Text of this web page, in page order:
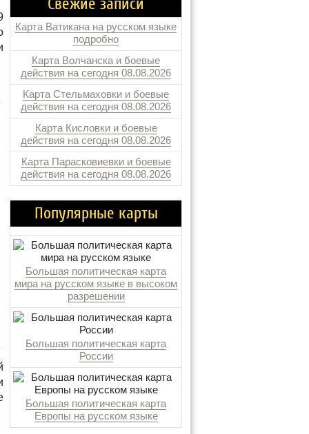
Свежие записи
Карта Ватикана на русском языке
подробно
Карта Волчанска и боевые
действия на сегодня 08.08.2026
Карта Стельмаховки и боевые
действия на сегодня 08.08.2026
Карта Кисловки и боевые
действия на сегодня 08.08.2026
Карта Парасковиевки и боевые
действия на сегодня 08.08.2026
Популярные карты
Большая политическая карта
мира на русском языке в высоком
разрешении
Большая политическая карта
России
Большая политическая карта
Европы на русском языке